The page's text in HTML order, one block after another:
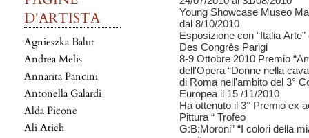
D'ARTISTA
Agnieszka Balut
Andrea Melis
Annarita Pancini
Antonella Galardi
Alda Picone
Ali Atieh
Young Showcase Museo
dal 8/10/2010
Esposizione con “Italia
Des Congrès Parigi
8-9 Ottobre 2010 Premio
dell'Opera “Donne nella
di Roma nell'ambito del 3°
Europea il 15 /11/2010
Ha ottenuto il 3° Premio ex
Pittura “ Trofeo
G:B:Moroni” “I colori della